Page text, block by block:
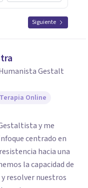
Siguiente
Gestalt
Terapia Online
y me
centrado en
hacia una
la capacidad de
resolver nuestros